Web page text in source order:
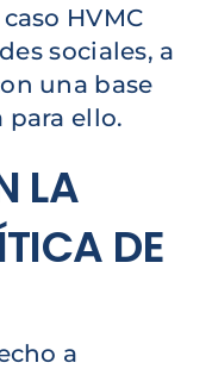
HVMC
sociales, a
una base
ello.
LA
DE
a